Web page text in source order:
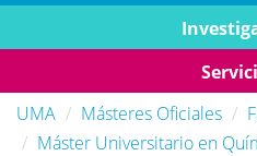
UMA
Másteres Oficiales
Máster Universitario en